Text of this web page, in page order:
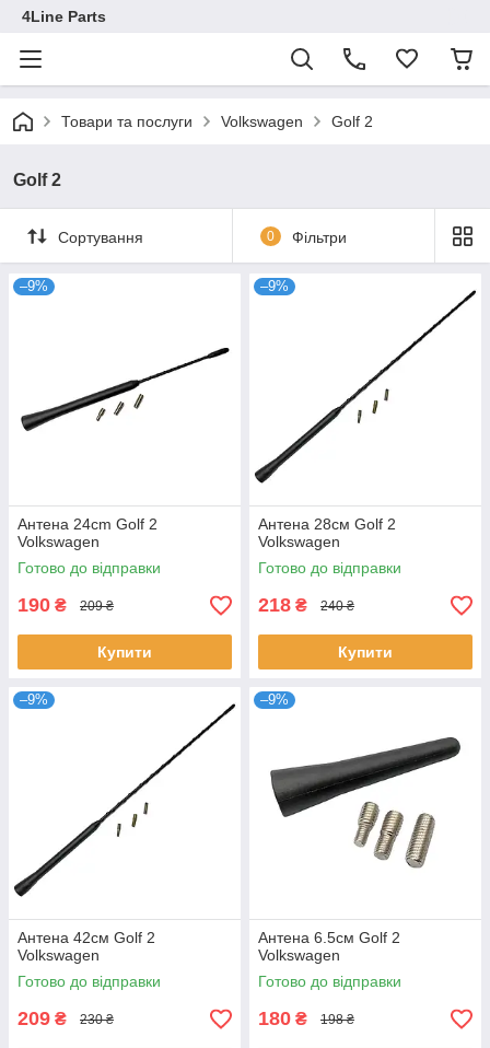
4Line Parts
Товари та послуги Volkswagen Golf 2
Golf 2
Сортування 0 Фільтри
–9%
Антена 24cm Golf 2
Volkswagen
Готово до відправки
190 ₴ 209 ₴
Купити
–9%
Антена 28см Golf 2
Volkswagen
Готово до відправки
218 ₴ 240 ₴
Купити
–9%
Антена 42см Golf 2
Volkswagen
Готово до відправки
209 ₴ 230 ₴
–9%
Антена 6.5см Golf 2
Volkswagen
Готово до відправки
180 ₴ 198 ₴